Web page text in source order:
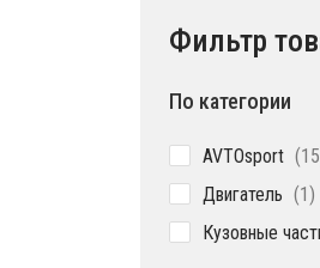
Фильтр
По категории
AVTOsport 15
Двигатель 1 1
Кузовные